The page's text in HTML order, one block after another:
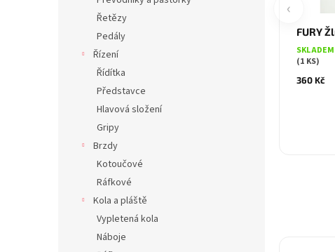
Řetězy
Pedály
Řízení
Řídítka
Představce
Hlavová složení
Gripy
Brzdy
Kotoučové
Ráfkové
Kola a pláště
Vypletená kola
Náboje
‹
FURY
(1 KS)
360 Kč